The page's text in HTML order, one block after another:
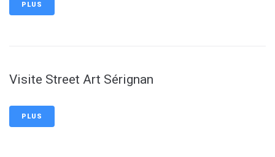
PLUS
Visite Street Art Sérignan
PLUS